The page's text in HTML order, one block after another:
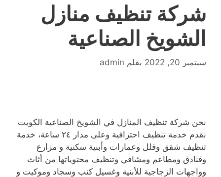
شركة تنظيف منازل
الشويخ الصناعية
سبتمبر 20, 2022 بقلم admin
نحن شركة تنظيف المنازل في الشويخ الصناعية الكويت
نقدم خدمة تنظيف احترافية وعلى مدار ٢٤ ساعة، خدمة
تنظيف شقق وفلل وعمارات وأبنية سكنية و مزارع
وفنادق ومطاعم ومشافي وتنظيف محتوياتها من أثاث
وواجهات الزجاجية للأبنية وغسيل كنب وسجاد وموكيت و